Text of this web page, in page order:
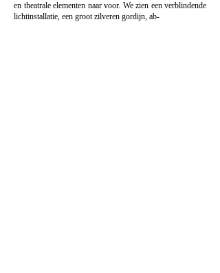
en theatrale elementen naar voor. We zien een verblindende
lichtinstallatie, een groot zilveren gordijn, ab-